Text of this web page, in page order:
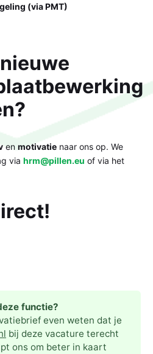
(via PMT)
en motivatie naar ons op. We
via hrm@pillen.eu of via het
functie?
even weten dat je
bij deze vacature terecht
ons om beter in kaart